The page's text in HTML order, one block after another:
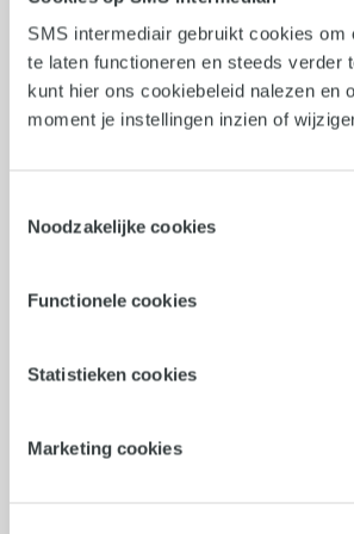
SMS intermediair gebruikt cookies om
te laten functioneren en steeds verder
kunt hier ons cookiebeleid nalezen en
moment je instellingen inzien of
Noodzakelijke cookies
Functionele cookies
Statistieken cookies
Marketing cookies
Lees verder
7 min leestijd
Wat moet ik bereikt